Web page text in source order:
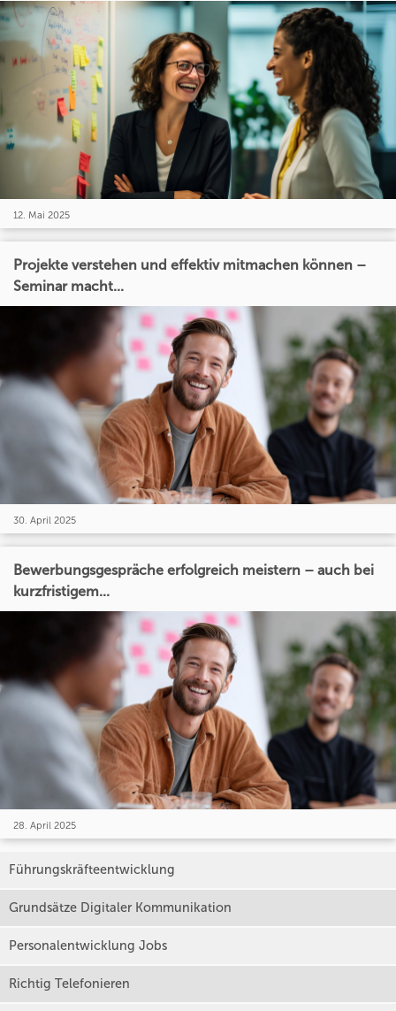
12. Mai 2025
Projekte verstehen und effektiv mitmachen können –
Seminar macht...
30. April 2025
Bewerbungsgespräche erfolgreich meistern – auch bei
kurzfristigem...
28. April 2025
Führungskräfteentwicklung
Grundsätze Digitaler Kommunikation
Personalentwicklung Jobs
Richtig Telefonieren